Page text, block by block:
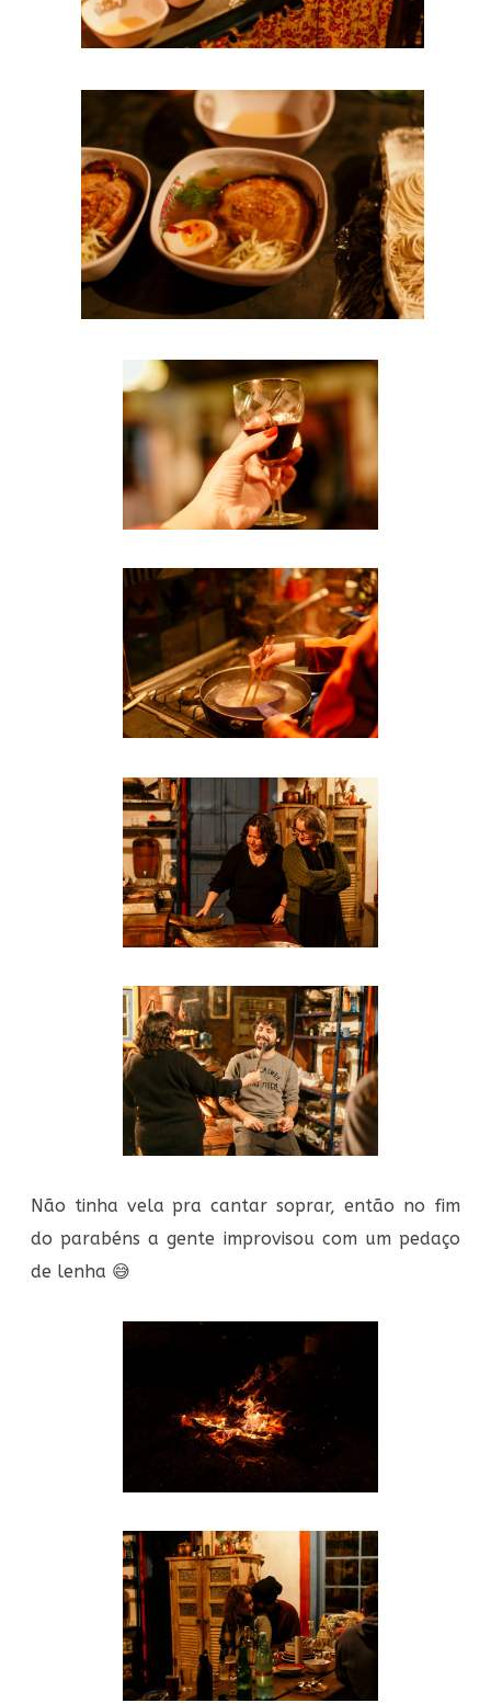
Não tinha vela pra cantar soprar, então no fim
do parabéns a gente improvisou com um pedaço
de lenha 😅